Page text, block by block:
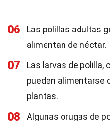
06
Las polillas adultas
alimentan de néctar.
07
Las larvas de polilla,
pueden alimentarse
plantas.
08
Algunas orugas de